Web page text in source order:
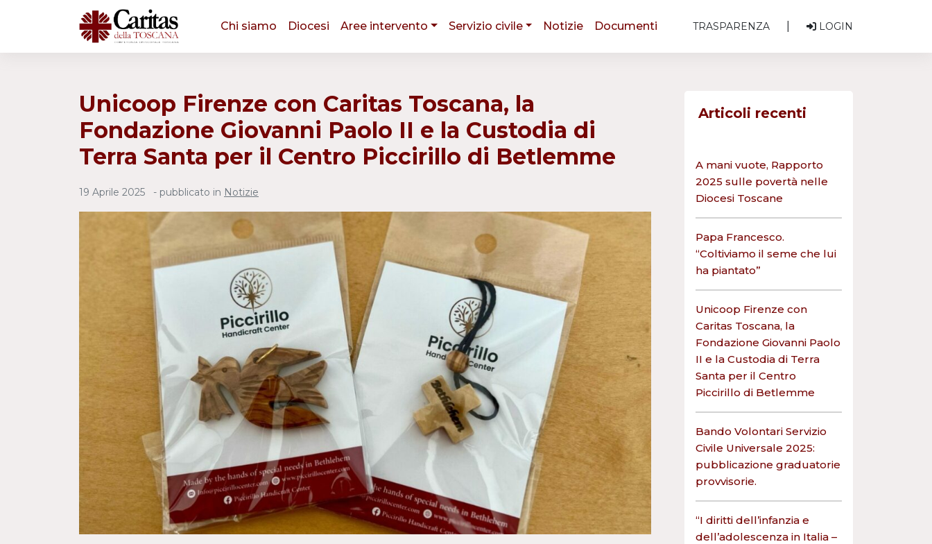
Chi siamo Diocesi Aree intervento Servizio civile Notizie Documenti TRASPARENZA LOGIN
Unicoop Firenze con Caritas Toscana, la
Fondazione Giovanni Paolo II e la Custodia di
Terra Santa per il Centro Piccirillo di Betlemme
19 Aprile 2025 - pubblicato in Notizie
Articoli recenti
A mani vuote, Rapporto
2025 sulle povertà nelle
Diocesi Toscane
Papa Francesco.
“Coltiviamo il seme che lui
ha piantato”
Unicoop Firenze con
Caritas Toscana, la
Fondazione Giovanni Paolo
II e la Custodia di Terra
Santa per il Centro
Piccirillo di Betlemme
Bando Volontari Servizio
Civile Universale 2025:
pubblicazione graduatorie
provvisorie.
“I diritti dell’infanzia e
dell’adolescenza in Italia –